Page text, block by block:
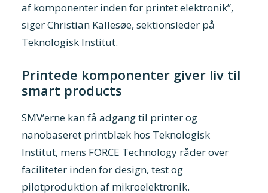
af komponenter inden for printet elektronik”,
siger Christian Kallesøe, sektionsleder på
Teknologisk Institut.
Printede komponenter giver liv til
smart products
SMV’erne kan få adgang til printer og
nanobaseret printblæk hos Teknologisk
Institut, mens FORCE Technology råder over
faciliteter inden for design, test og
pilotproduktion af mikroelektronik.